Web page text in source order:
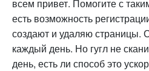
всем привет. Помогите с
есть возможность
создают и удаляю страницы.
каждый день. Но гугл не
день, есть ли способ это